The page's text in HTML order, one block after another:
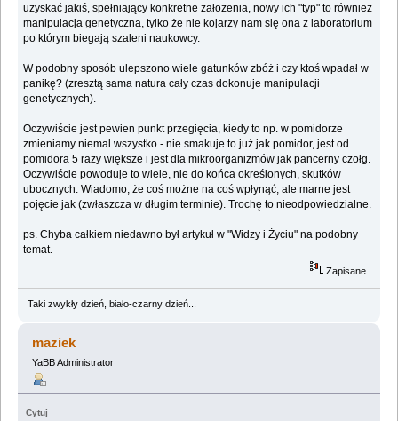
uzyskać jakiś, spełniający konkretne założenia, nowy ich "typ" to również
manipulacja genetyczna, tylko że nie kojarzy nam się ona z laboratorium
po którym biegają szaleni naukowcy.
W podobny sposób ulepszono wiele gatunków zbóż i czy ktoś wpadał w
panikę? (zresztą sama natura cały czas dokonuje manipulacji
genetycznych).
Oczywiście jest pewien punkt przegięcia, kiedy to np. w pomidorze
zmieniamy niemal wszystko - nie smakuje to już jak pomidor, jest od
pomidora 5 razy większe i jest dla mikroorganizmów jak pancerny czołg.
Oczywiście powoduje to wiele, nie do końca określonych, skutków
ubocznych. Wiadomo, że coś możne na coś wpłynąć, ale marne jest
pojęcie jak (zwłaszcza w długim terminie). Trochę to nieodpowiedzialne.
ps. Chyba całkiem niedawno był artykuł w "Widzy i Życiu" na podobny
temat.
Zapisane
Taki zwykły dzień, biało-czarny dzień...
maziek
YaBB Administrator
Cytuj